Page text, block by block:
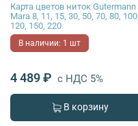
Карта цветов ниток Gutermann
Mara 8, 11, 15, 30, 50, 70, 80, 100,
120, 150, 220
В наличии: 1 шт
4 489 ₽ с НДС 5%
В корзину